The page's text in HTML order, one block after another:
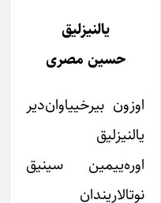
یالنیزلیق
حسین مصری
اوزون بیرخییاوان‌دیر
یالنیزلیق
اوره‌ییمین سینیق
نوتالاریندان